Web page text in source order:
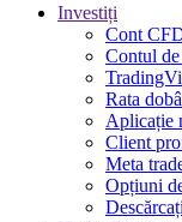
Investiți
Cont
Contul
Rata
Aplicație
Client
Meta
Opțiuni